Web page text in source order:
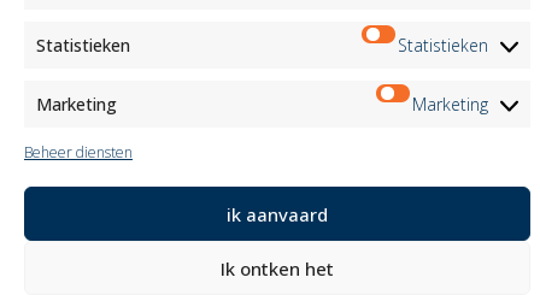
Statistieken Statistieken
Marketing Marketing
Beheer diensten
ik aanvaard
Ik ontken het
Nieuwsbrief